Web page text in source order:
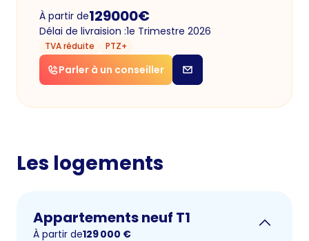
À partir de129000€
Délai de livraision :1e Trimestre 2026
TVA réduite PTZ+
Parler à un conseiller
Les logements
Appartements neuf T1
À partir de129 000 €